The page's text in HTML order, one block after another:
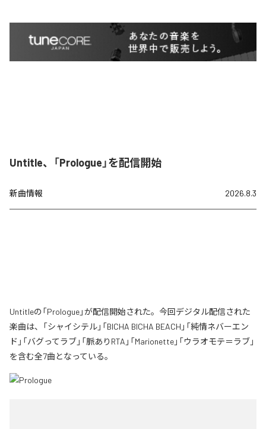
Untitle、「Prologue」を配信開始
新曲情報 2026.8.3
Untitleの「Prologue」が配信開始された。今回デジタル配信された
楽曲は、「シャイシテル」「BICHA BICHA BEACH」「純情ネバーエン
ド」「バグってラブ」「脈ありRTA」「Marionette」「ウラオモテ＝ラブ」
を含む全7曲となっている。